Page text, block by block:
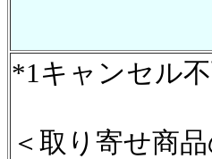
*1キャンセル
＜取り寄せ商